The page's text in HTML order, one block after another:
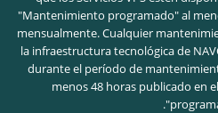
"Mantenimiento programado" al
mensualmente. Cualquier
la infraestructura tecnológica de
durante el período de
menos 48 horas publicado en